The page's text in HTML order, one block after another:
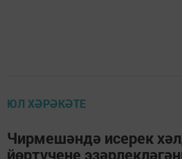
ЮЛ ХӘРӘКӘТЕ
Чирмешәндә исерек
йөртүчене